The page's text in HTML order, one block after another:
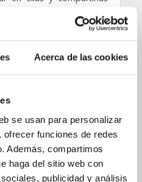
Acerca de las cookies
se usan para personalizar
funciones de redes
Además, compartimos
haga del sitio web con
publicidad y análisis
Dra Catalá, sobre la
días: “Lo bueno
la afirmación de
“la literatura no sirve
llamar la atención en
en un club de
matizaba su afirmación
La literatura no